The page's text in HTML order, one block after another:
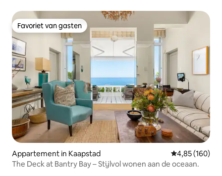
Favoriet van gasten
Favoriet van gasten
Appartement in Kaapstad Gemiddelde
4,85 (160)
The Deck at Bantry Bay – Stijlvol wonen aan de oceaan.